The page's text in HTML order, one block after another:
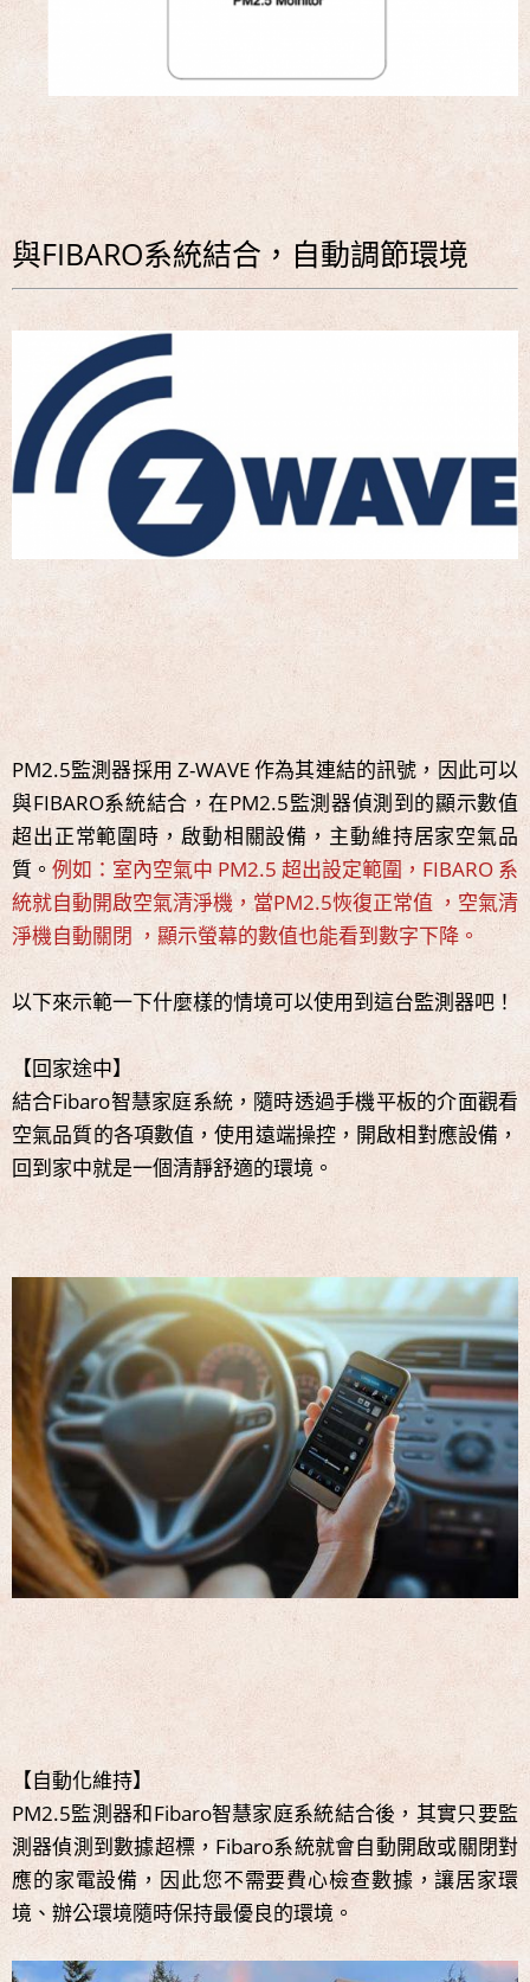
與FIBARO系統結合，自動調節環境
PM2.5監測器採用 Z-WAVE 作為其連結的訊號，因此可以
與FIBARO系統結合，在PM2.5監測器偵測到的顯示數值
超出正常範圍時，啟動相關設備，主動維持居家空氣品
質。 例如：室內空氣中 PM2.5 超出設定範圍，FIBARO 系
統就自動開啟空氣清淨機，當PM2.5恢復正常值 ，空氣清
淨機自動關閉 ，顯示螢幕的數值也能看到數字下降。
以下來示範一下什麼樣的情境可以使用到這台監測器吧！
【回家途中】
結合Fibaro智慧家庭系統，隨時透過手機平板的介面觀看
空氣品質的各項數值，使用遠端操控，開啟相對應設備，
回到家中就是一個清靜舒適的環境。
【自動化維持】
PM2.5監測器和Fibaro智慧家庭系統結合後，其實只要監
測器偵測到數據超標，Fibaro系統就會自動開啟或關閉對
應的家電設備，因此您不需要費心檢查數據，讓居家環
境、辦公環境隨時保持最優良的環境。